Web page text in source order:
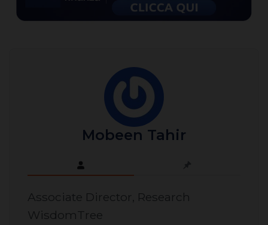
Mobeen Tahir
Associate Director, Research
WisdomTree